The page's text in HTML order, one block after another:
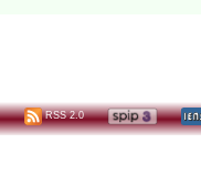
RSS 2.0